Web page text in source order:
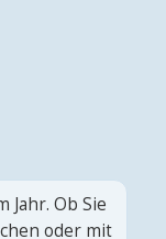
Jahr. Ob Sie
oder mit